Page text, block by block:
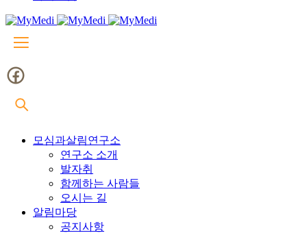
모심과살림연구소
연구소 소개
발자취
함께하는 사람들
오시는 길
알림마당
공지사항